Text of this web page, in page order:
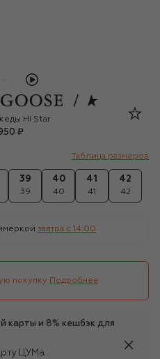
Deluxe Brand
Hi Star
₽
Таблица размеров
39
39
40
40
41
41
42
42
завтра c 14:00
покупку Подробнее
карты и 8% кешбэк для
ЦУМа